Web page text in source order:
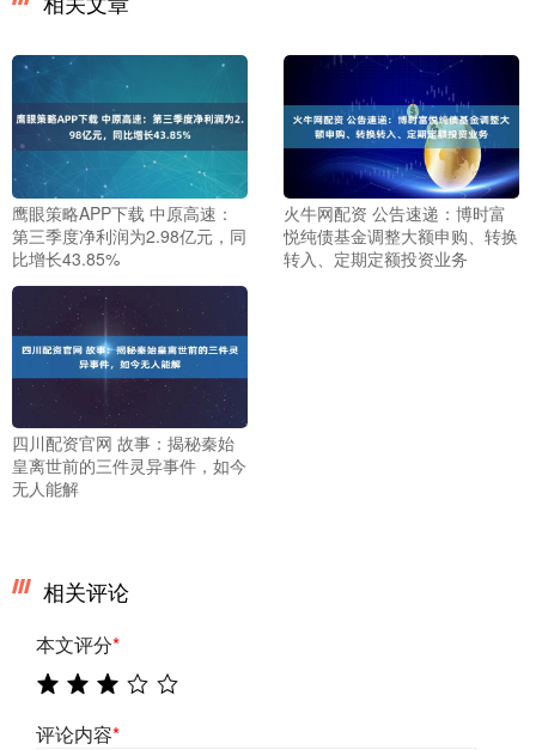
鹰眼策略APP下载 中原高速：
第三季度净利润为2.98亿元，同
比增长43.85%
火牛网配资 公告速递：博时富
悦纯债基金调整大额申购、转换
转入、定期定额投资业务
四川配资官网 故事：揭秘秦始
皇离世前的三件灵异事件，如今
无人能解
相关评论
本文评分*
评论内容*